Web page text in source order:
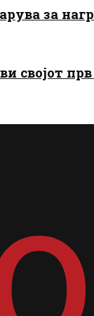
за
својот